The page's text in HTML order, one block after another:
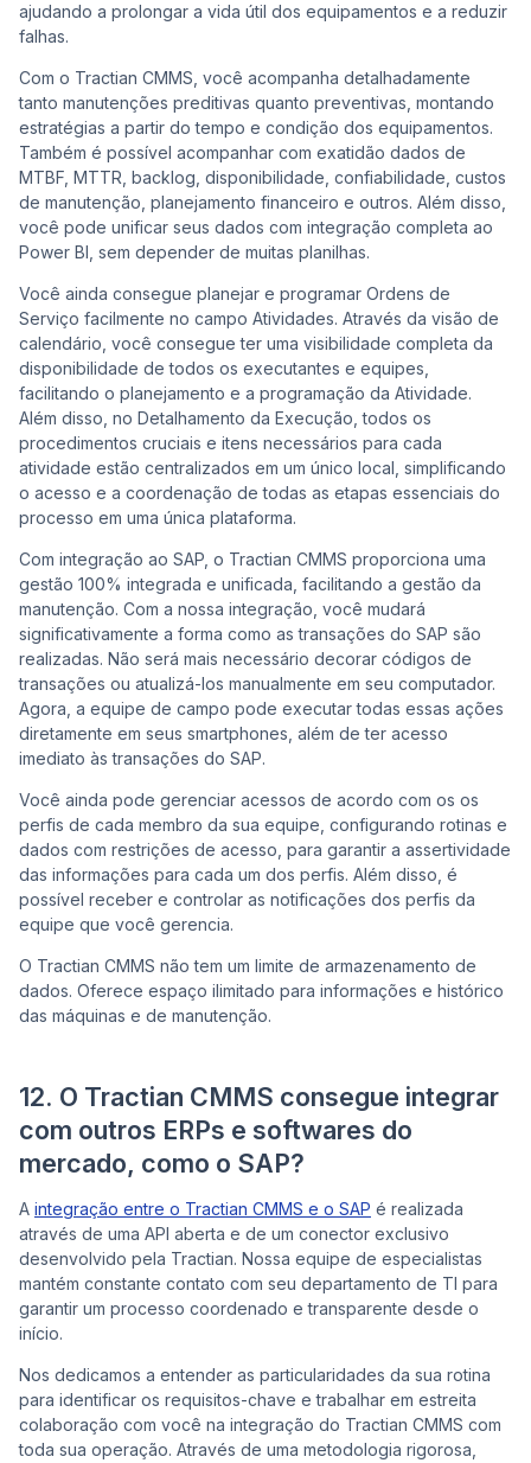
ajudando a prolongar a vida útil dos equipamentos e a reduzir
falhas.
Com o Tractian CMMS, você acompanha detalhadamente
tanto manutenções preditivas quanto preventivas, montando
estratégias a partir do tempo e condição dos equipamentos.
Também é possível acompanhar com exatidão dados de
MTBF, MTTR, backlog, disponibilidade, confiabilidade, custos
de manutenção, planejamento financeiro e outros. Além disso,
você pode unificar seus dados com integração completa ao
Power BI, sem depender de muitas planilhas.
Você ainda consegue planejar e programar Ordens de
Serviço facilmente no campo Atividades. Através da visão de
calendário, você consegue ter uma visibilidade completa da
disponibilidade de todos os executantes e equipes,
facilitando o planejamento e a programação da Atividade.
Além disso, no Detalhamento da Execução, todos os
procedimentos cruciais e itens necessários para cada
atividade estão centralizados em um único local, simplificando
o acesso e a coordenação de todas as etapas essenciais do
processo em uma única plataforma.
Com integração ao SAP, o Tractian CMMS proporciona uma
gestão 100% integrada e unificada, facilitando a gestão da
manutenção. Com a nossa integração, você mudará
significativamente a forma como as transações do SAP são
realizadas. Não será mais necessário decorar códigos de
transações ou atualizá-los manualmente em seu computador.
Agora, a equipe de campo pode executar todas essas ações
diretamente em seus smartphones, além de ter acesso
imediato às transações do SAP.
Você ainda pode gerenciar acessos de acordo com os os
perfis de cada membro da sua equipe, configurando rotinas e
dados com restrições de acesso, para garantir a assertividade
das informações para cada um dos perfis. Além disso, é
possível receber e controlar as notificações dos perfis da
equipe que você gerencia.
O Tractian CMMS não tem um limite de armazenamento de
dados. Oferece espaço ilimitado para informações e histórico
das máquinas e de manutenção.
12. O Tractian CMMS consegue integrar
com outros ERPs e softwares do
mercado, como o SAP?
A integração entre o Tractian CMMS e o SAP é realizada
através de uma API aberta e de um conector exclusivo
desenvolvido pela Tractian. Nossa equipe de especialistas
mantém constante contato com seu departamento de TI para
garantir um processo coordenado e transparente desde o
início.
Nos dedicamos a entender as particularidades da sua rotina
para identificar os requisitos-chave e trabalhar em estreita
colaboração com você na integração do Tractian CMMS com
toda sua operação. Através de uma metodologia rigorosa,